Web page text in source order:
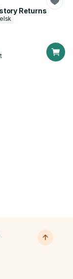
Returns